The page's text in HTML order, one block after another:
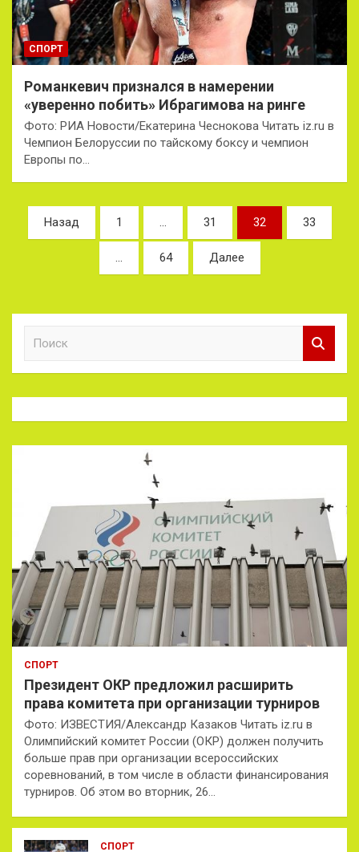
СПОРТ
Романкевич признался в намерении
«уверенно побить» Ибрагимова на ринге
Фото: РИА Новости/Екатерина Чеснокова Читать iz.ru в
Чемпион Белоруссии по тайскому боксу и чемпион
Европы по…
Пагинация
записей
Назад 1 … 31 32 33
… 64 Далее
к
СПОРТ
Президент ОКР предложил расширить
права комитета при организации турниров
Фото: ИЗВЕСТИЯ/Александр Казаков Читать iz.ru в
Олимпийский комитет России (ОКР) должен получить
больше прав при организации всероссийских
соревнований, в том числе в области финансирования
турниров. Об этом во вторник, 26…
СПОРТ